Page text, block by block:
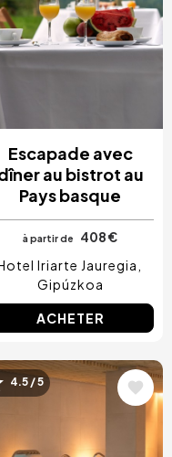
Escapade avec
au bistrot au
Pays basque
à partir de
408 €
Iriarte Jauregia
Gipúzkoa
ACHETER
4.5 / 5